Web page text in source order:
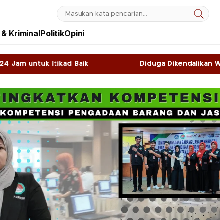
KriminalPolitikOpini
Diduga Dikendalikan WNA, Sky Game di